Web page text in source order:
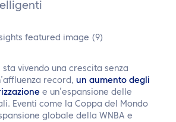
Contattaci
vivendo una crescita senza
record, un aumento degli
e un’espansione delle
Eventi come la Coppa del Mondo
globale della WNBA e